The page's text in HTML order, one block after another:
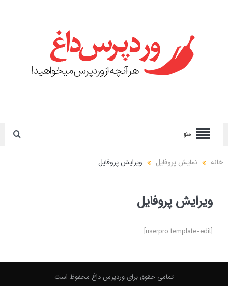
منو
خانه نمایش پروفایل ویرایش پروفایل
ویرایش پروفایل
[userpro template=edit]
تمامی حقوق برای وردپرس داغ محفوظ است